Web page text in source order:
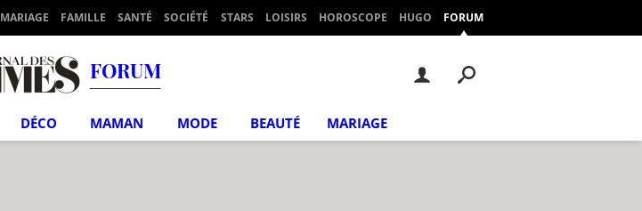
MARIAGE FAMILLE SANTÉ SOCIÉTÉ STARS LOISIRS HOROSCOPE HUGO FORUM
FORUM
DÉCO MAMAN MODE BEAUTÉ MARIAGE